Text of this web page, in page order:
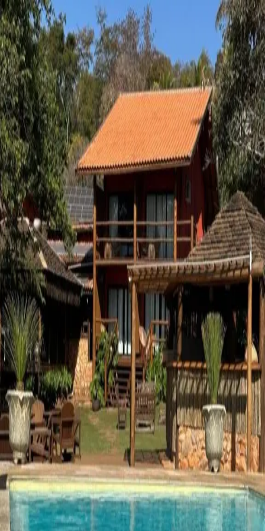
EstadoSão PauloSP
CidadeRifaina
As melhores
opções de
Rifaina
em São Paulo
1 Todos 1 Pousada
Pousada da Pedra - Rifaina